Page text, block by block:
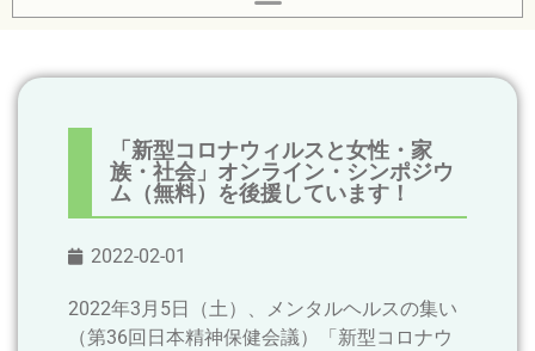
「新型コロナウィルスと女性・家
族・社会」オンライン・シンポジウ
ム（無料）を後援しています！
2022-02-01
2022年3月5日（土）、メンタルヘルスの集い
（第36回日本精神保健会議）「新型コロナウ